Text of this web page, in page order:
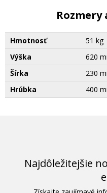
Hmotnosť
51 kg
Výška
620
Šírka
230
Hrúbka
400
Najdôležitejšie